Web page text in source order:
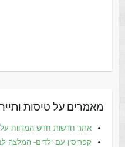
מאמרים על טיסות
אתר חדשות חדש המדווח על
קפריסין עם ילדים- המלצה